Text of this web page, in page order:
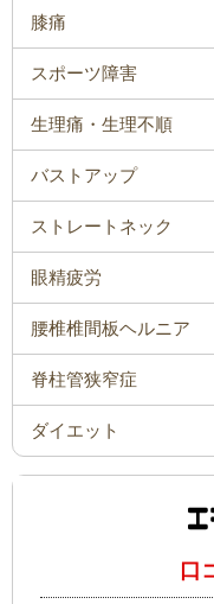
膝痛
スポーツ障害
生理痛・生理不順
バストアップ
ストレートネック
眼精疲労
腰椎椎間板ヘルニア
脊柱管狭窄症
ダイエット